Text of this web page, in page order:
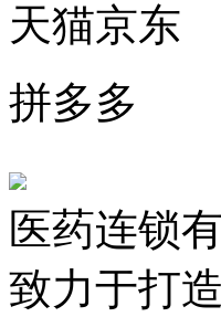
天猫京东
拼多多
医药连锁
致力于打